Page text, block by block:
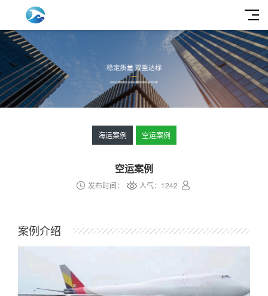
海运案例 空运案例
空运案例
发布时间： 人气： 1242
案例介绍